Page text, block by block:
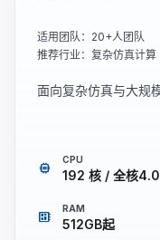
适用团队：20+人团队
推荐行业：复杂仿真计算
面向复杂仿真与大规
memory CPU
192 核 / 全核
developer_board RAM
512GB起